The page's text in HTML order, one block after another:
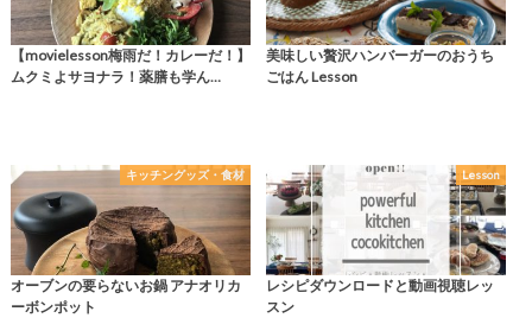
【movielesson梅雨だ！カレーだ！】
ムクミよサヨナラ！薬膳も学ん…
美味しい贅沢ハンバーガーのおうち
ごはん Lesson
キッチングッズ・食材
オーブンの要らないお鍋 アナオリカ
ーボンポット
Lesson
レシピダウンロードと動画視聴レッ
スン